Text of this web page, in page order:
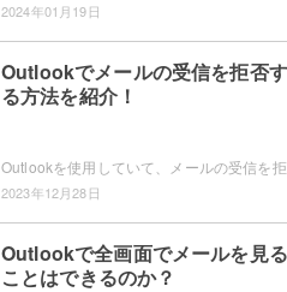
2024年01月19日
Outlookでメールの受信を拒否す
る方法を紹介！
2023年12月28日
Outlookで全画面でメールを見る
ことはできるのか？